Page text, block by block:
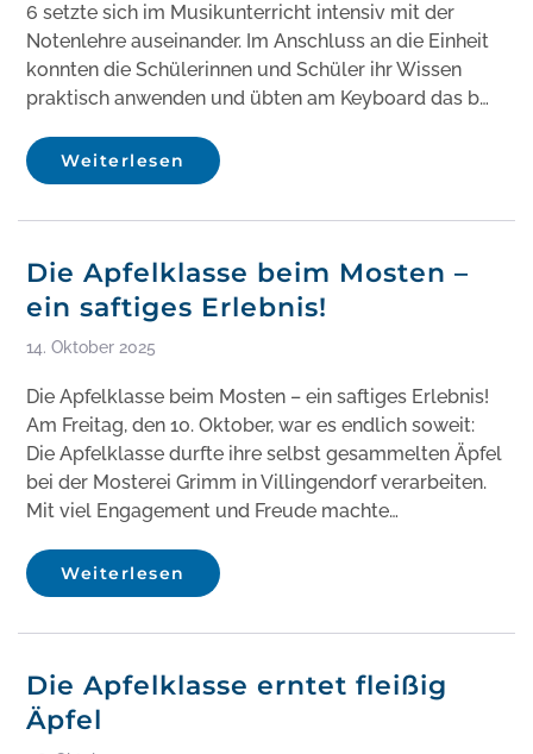
6 setzte sich im Musikunterricht intensiv mit der
Notenlehre auseinander. Im Anschluss an die Einheit
konnten die Schülerinnen und Schüler ihr Wissen
praktisch anwenden und übten am Keyboard das b…
Weiterlesen
Die Apfelklasse beim Mosten –
ein saftiges Erlebnis!
14. Oktober 2025
Die Apfelklasse beim Mosten – ein saftiges Erlebnis!
Am Freitag, den 10. Oktober, war es endlich soweit:
Die Apfelklasse durfte ihre selbst gesammelten Äpfel
bei der Mosterei Grimm in Villingendorf verarbeiten.
Mit viel Engagement und Freude machte…
Weiterlesen
Die Apfelklasse erntet fleißig
Äpfel